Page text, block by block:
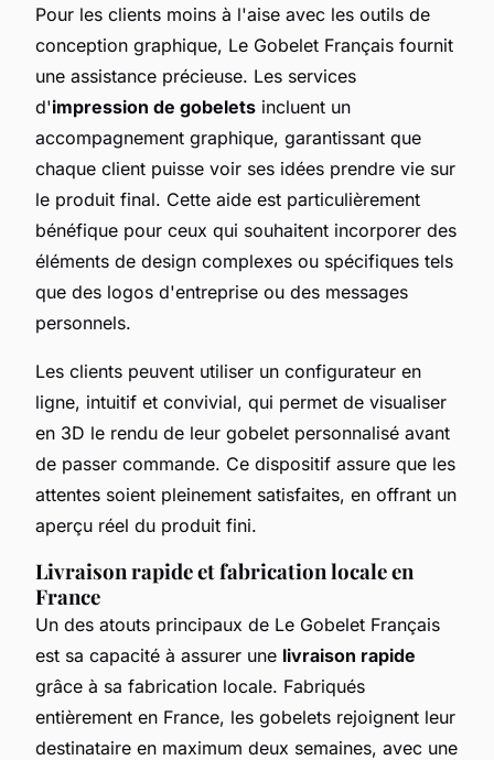
Pour les clients moins à l'aise avec les outils de
conception graphique, Le Gobelet Français fournit
une assistance précieuse. Les services
d'impression de gobelets incluent un
accompagnement graphique, garantissant que
chaque client puisse voir ses idées prendre vie sur
le produit final. Cette aide est particulièrement
bénéfique pour ceux qui souhaitent incorporer des
éléments de design complexes ou spécifiques tels
que des logos d'entreprise ou des messages
personnels.
Les clients peuvent utiliser un configurateur en
ligne, intuitif et convivial, qui permet de visualiser
en 3D le rendu de leur gobelet personnalisé avant
de passer commande. Ce dispositif assure que les
attentes soient pleinement satisfaites, en offrant un
aperçu réel du produit fini.
Livraison rapide et fabrication locale en
France
Un des atouts principaux de Le Gobelet Français
est sa capacité à assurer une livraison rapide
grâce à sa fabrication locale. Fabriqués
entièrement en France, les gobelets rejoignent leur
destinataire en maximum deux semaines, avec une